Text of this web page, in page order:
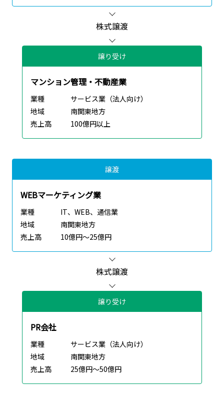
株式譲渡
譲り受け
マンション管理・不動産業
業種
サービス業（法人向け）
地域
南関東地方
売上高
100億円以上
譲渡
WEBマーケティング業
業種
IT、WEB、通信業
地域
南関東地方
売上高
10億円～25億円
株式譲渡
譲り受け
PR会社
業種
サービス業（法人向け）
地域
南関東地方
売上高
25億円～50億円